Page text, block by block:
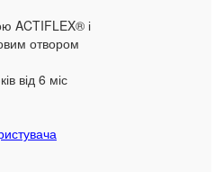
ACTIFLEX® і
отвором
від 6 міс